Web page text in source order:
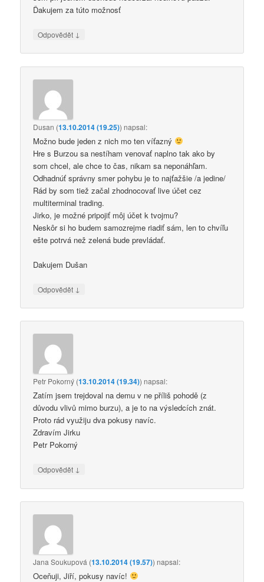
Ďakujem za túto možnosť
Odpovědět ↓
Dusan (13.10.2014 (19.25))napsal:
Možno bude jeden z nich mo ten víťazný
Hre s Burzou sa nestíham venovať naplno tak ako by
som chcel, ale chce to čas, nikam sa neponáhľam.
Odhadnúť správny smer pohybu je to najťažšie /a jedine/
Rád by som tiež začal zhodnocovať live účet cez
multiterminal trading.
Jirko, je možné pripojiť môj účet k tvojmu?
Neskôr si ho budem samozrejme riadiť sám, len to chvíľu
ešte potrvá než zelená bude prevládať.
Dakujem Dušan
Odpovědět ↓
Petr Pokorný (13.10.2014 (19.34))napsal:
Zatím jsem trejdoval na demu v ne příliš pohodě (z
důvodu vlivů mimo burzu), a je to na výsledcích znát.
Proto rád využiju dva pokusy navíc.
Zdravím Jirku
Petr Pokorný
Odpovědět ↓
Jana Soukupová (13.10.2014 (19.57))napsal:
Oceňuji, Jiří, pokusy navíc!